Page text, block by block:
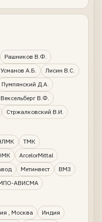
Рашников В.Ф.
Усманов А.Б.
Лисин В.С.
Пумпянский Д.А.
Вексельберг В.Ф.
Стржалковский В.И.
ТМК
ArcelorMittal
Метинвест
ВМЗ
АВИСМА
, Москва
Индия